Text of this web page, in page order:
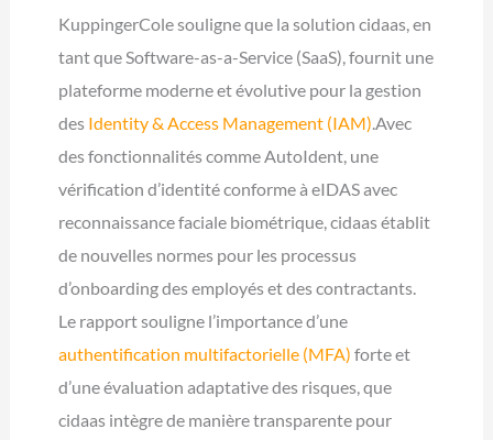
KuppingerCole souligne que la solution cidaas, en
tant que Software-as-a-Service (SaaS), fournit une
plateforme moderne et évolutive pour la gestion
des Identity & Access Management (IAM).Avec
des fonctionnalités comme AutoIdent, une
vérification d’identité conforme à eIDAS avec
reconnaissance faciale biométrique, cidaas établit
de nouvelles normes pour les processus
d’onboarding des employés et des contractants.
Le rapport souligne l’importance d’une
authentification multifactorielle (MFA) forte et
d’une évaluation adaptative des risques, que
cidaas intègre de manière transparente pour